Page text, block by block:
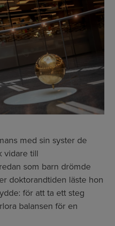
med sin syster de
vidare till
som barn drömde
doktorandtiden läste hon
för att ta ett steg
balansen för en